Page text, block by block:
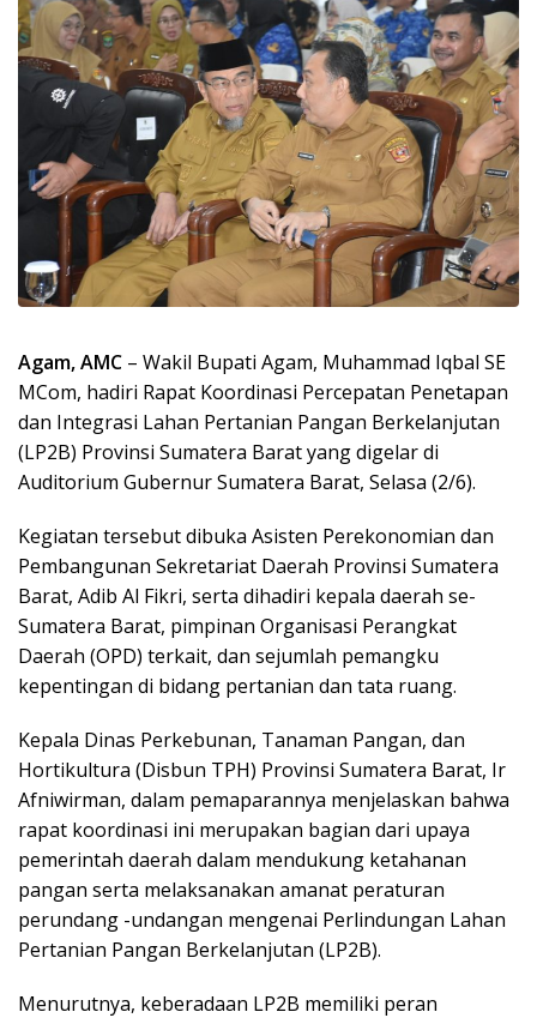
Agam, AMC – Wakil Bupati Agam, Muhammad Iqbal SE
MCom, hadiri Rapat Koordinasi Percepatan Penetapan
dan Integrasi Lahan Pertanian Pangan Berkelanjutan
(LP2B) Provinsi Sumatera Barat yang digelar di
Auditorium Gubernur Sumatera Barat, Selasa (2/6).
Kegiatan tersebut dibuka Asisten Perekonomian dan
Pembangunan Sekretariat Daerah Provinsi Sumatera
Barat, Adib Al Fikri, serta dihadiri kepala daerah se-
Sumatera Barat, pimpinan Organisasi Perangkat
Daerah (OPD) terkait, dan sejumlah pemangku
kepentingan di bidang pertanian dan tata ruang.
Kepala Dinas Perkebunan, Tanaman Pangan, dan
Hortikultura (Disbun TPH) Provinsi Sumatera Barat, Ir
Afniwirman, dalam pemaparannya menjelaskan bahwa
rapat koordinasi ini merupakan bagian dari upaya
pemerintah daerah dalam mendukung ketahanan
pangan serta melaksanakan amanat peraturan
perundang -undangan mengenai Perlindungan Lahan
Pertanian Pangan Berkelanjutan (LP2B).
Menurutnya, keberadaan LP2B memiliki peran